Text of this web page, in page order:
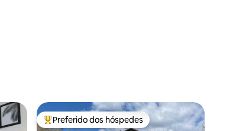
Entre os melhores preferidos dos hóspedes
Preferido dos hóspedes